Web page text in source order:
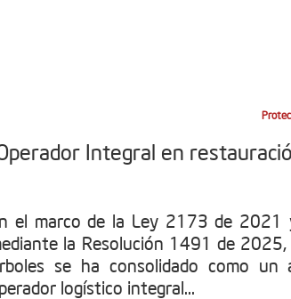
Integral en
el marco de la Ley 2173 de 2021
la Resolución 1491 de 2025,
se ha consolidado como un
logístico integral...